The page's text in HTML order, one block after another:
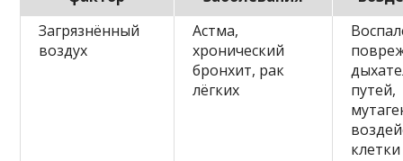
Загрязнённый
воздух
Астма,
хронический
бронхит, рак
лёгких
путей,
клетки